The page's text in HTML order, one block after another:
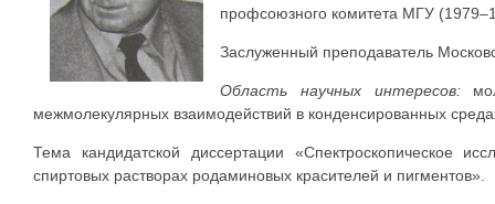
профсоюзного комитета МГУ
Заслуженный преподаватель
Область научных интересов:
межмолекулярных взаимодействий в конденсированных
Тема кандидатской диссертации «Спектроскопическое
спиртовых растворах родаминовых красителей и пигментов».